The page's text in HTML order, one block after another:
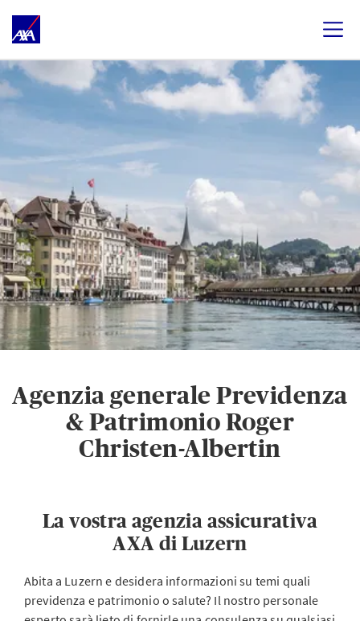
Agenzia generale Previdenza
& Patrimonio Roger
Christen-Albertin
La vostra agenzia assicurativa
AXA di Luzern
Abita a Luzern e desidera informazioni su temi quali
previdenza e patrimonio o salute? Il nostro personale